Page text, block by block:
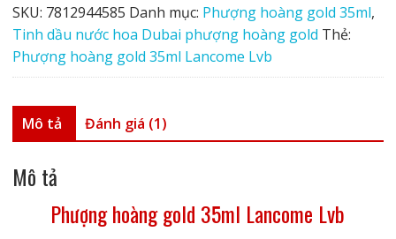
35ml
Lancome
Lvb
số
SKU: 7812944585 Danh mục: Phượng hoàng gold 35ml,
Tinh dầu nước hoa Dubai phượng hoàng gold Thẻ:
Phượng hoàng gold 35ml Lancome Lvb
Mô tả Đánh giá (1)
Mô tả
Phượng hoàng gold 35ml Lancome Lvb